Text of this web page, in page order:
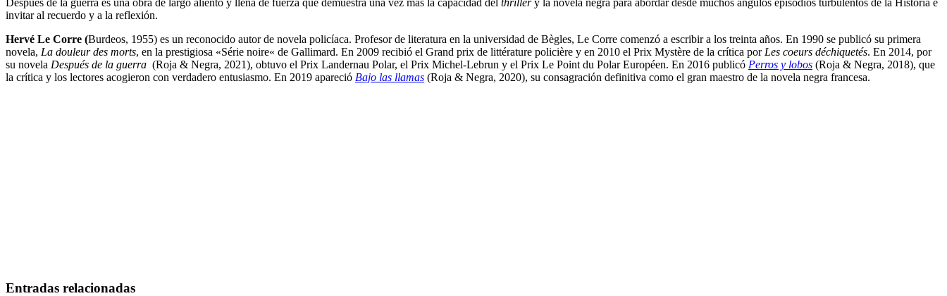
invitar al recuerdo y a la reflexión.
Hervé Le Corre (Burdeos, 1955) es un reconocido autor de novela policíaca. Profesor de literatura en la universidad de Bègles, Le Corre comenzó a escribir a los treinta años. En 1990 se publicó su primera
novela, La douleur des morts, en la prestigiosa «Série noire« de Gallimard. En 2009 recibió el Grand prix de littérature policière y en 2010 el Prix Mystère de la crítica por Les coeurs déchiquetés. En 2014, por
su novela Después de la guerra (Roja & Negra, 2021), obtuvo el Prix Landernau Polar, el Prix Michel-Lebrun y el Prix Le Point du Polar Européen. En 2016 publicó Perros y lobos (Roja & Negra, 2018), que
la crítica y los lectores acogieron con verdadero entusiasmo. En 2019 apareció Bajo las llamas (Roja & Negra, 2020), su consagración definitiva como el gran maestro de la novela negra francesa.
Entradas relacionadas